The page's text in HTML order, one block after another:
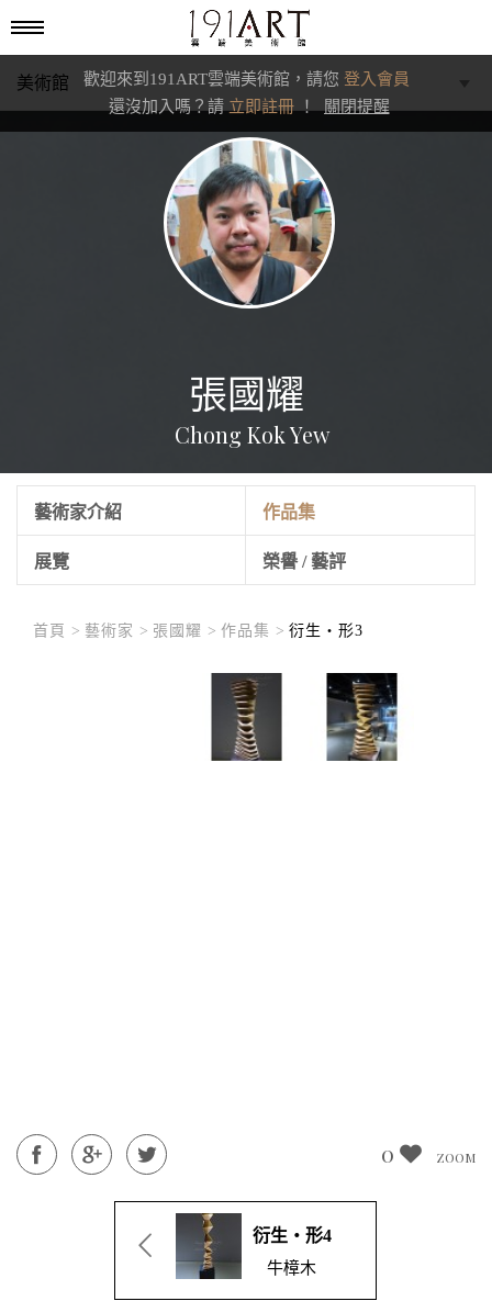
歡迎來到191ART雲端美術館，請您 登入會員
還沒加入嗎？請 立即註冊！ 關閉提醒
美術館
張國耀
Chong Kok Yew
藝術家介紹 作品集
展覽 榮譽 / 藝評
首頁 > 藝術家 > 張國耀 > 作品集 > 衍生‧形3
0 ZOOM
0 ZOOM
0 ZOOM
衍生‧形4
牛樟木